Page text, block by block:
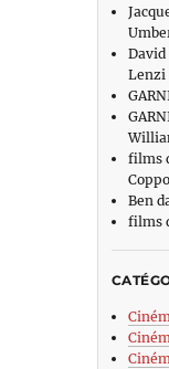
David
Lenzi
films
Ben
films